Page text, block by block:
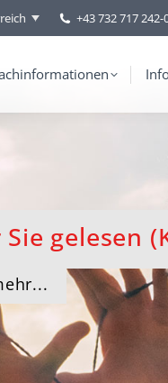
+43 732 717 242-
gelesen